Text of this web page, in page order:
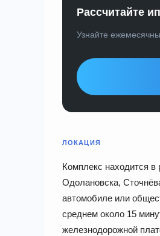
Рассчитайте
Узнайте
ЛОКАЦИЯ
Комплекс находится
Одолановска,
автомобиле или
среднем около 15
железнодорожной